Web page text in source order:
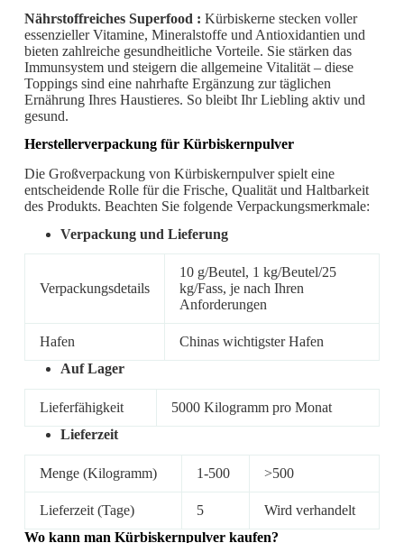
Nährstoffreiches Superfood : Kürbiskerne stecken voller
essenzieller Vitamine, Mineralstoffe und Antioxidantien und
bieten zahlreiche gesundheitliche Vorteile. Sie stärken das
Immunsystem und steigern die allgemeine Vitalität – diese
Toppings sind eine nahrhafte Ergänzung zur täglichen
Ernährung Ihres Haustieres. So bleibt Ihr Liebling aktiv und
gesund.
Herstellerverpackung für Kürbiskernpulver
Die Großverpackung von Kürbiskernpulver spielt eine
entscheidende Rolle für die Frische, Qualität und Haltbarkeit
des Produkts. Beachten Sie folgende Verpackungsmerkmale:
Verpackung und Lieferung
Verpackungsdetails
10 g/Beutel, 1 kg/Beutel/25
kg/Fass, je nach Ihren
Anforderungen
Hafen
Chinas wichtigster Hafen
Auf Lager
Lieferfähigkeit
5000 Kilogramm pro Monat
Lieferzeit
Menge (Kilogramm) 1-500 >500
Lieferzeit (Tage) 5
Wird verhandelt
Wo kann man Kürbiskernpulver kaufen?